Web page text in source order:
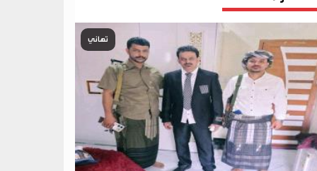
تهاني